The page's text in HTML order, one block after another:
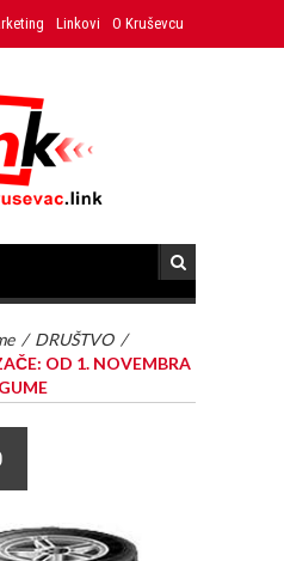
Linkovi O Kruševcu
/ DRUŠTVO /
OD 1. NOVEMBRA